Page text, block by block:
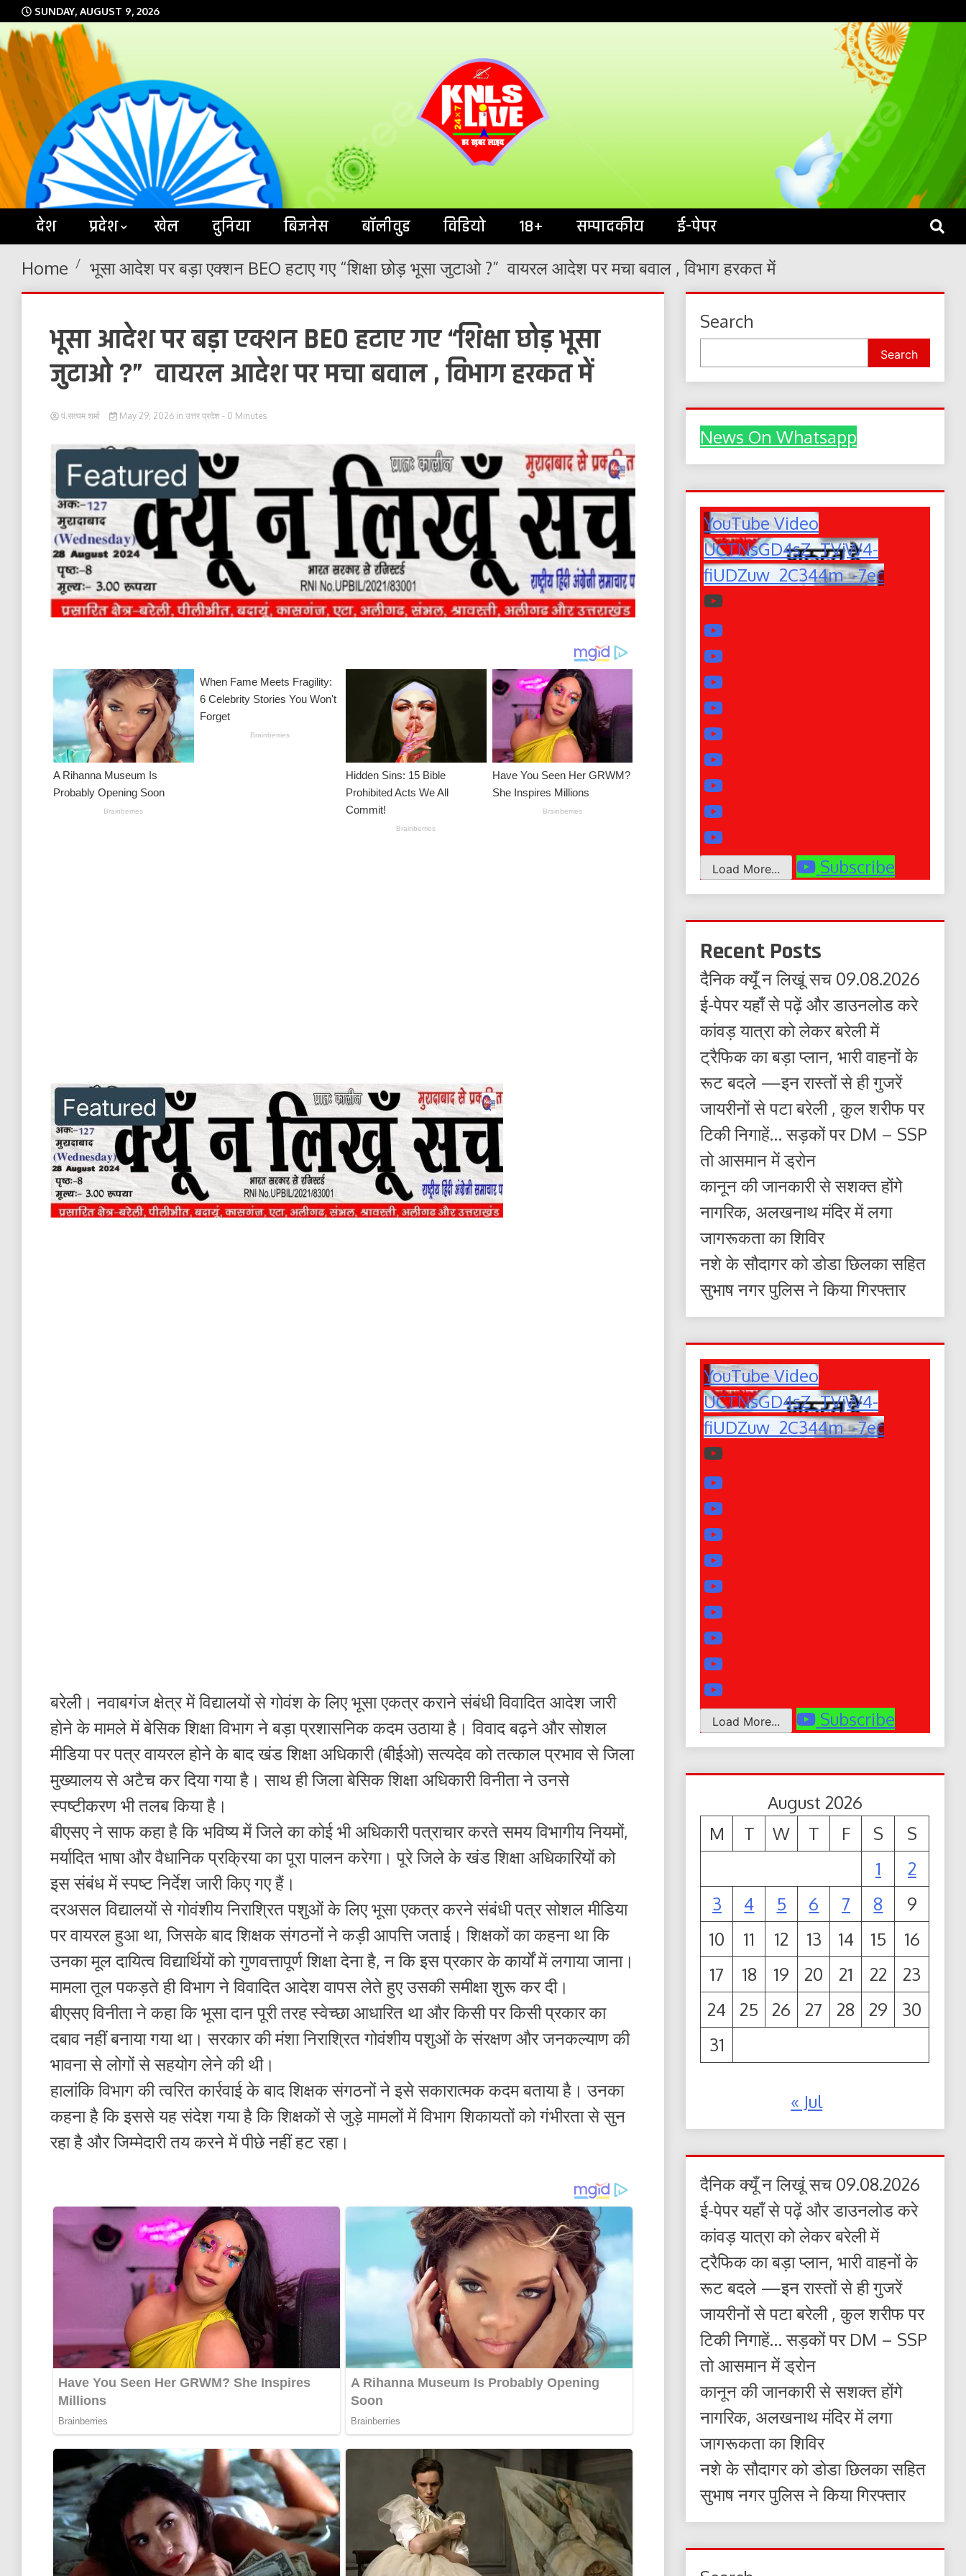
Skip
to
content
SUNDAY, AUGUST 9, 2026
KNLS LIVE
देश प्रदेश खेल दुनिया बिजनेस बॉलीवुड विडियो 18+ सम्पादकीय ई-पेपर
Home भूसा आदेश पर बड़ा एक्शन BEO हटाए गए “शिक्षा छोड़ भूसा जुटाओ ?” वायरल आदेश पर मचा बवाल , विभाग हरकत में
भूसा आदेश पर बड़ा एक्शन BEO हटाए गए “शिक्षा छोड़ भूसा
जुटाओ ?” वायरल आदेश पर मचा बवाल , विभाग हरकत में
पं.सत्यम शर्मा May 29, 2026 in उत्तर प्रदेश - 0 Minutes
बरेली। नवाबगंज क्षेत्र में विद्यालयों से गोवंश के लिए भूसा एकत्र कराने संबंधी विवादित आदेश जारी
होने के मामले में बेसिक शिक्षा विभाग ने बड़ा प्रशासनिक कदम उठाया है। विवाद बढ़ने और सोशल
मीडिया पर पत्र वायरल होने के बाद खंड शिक्षा अधिकारी (बीईओ) सत्यदेव को तत्काल प्रभाव से जिला
मुख्यालय से अटैच कर दिया गया है। साथ ही जिला बेसिक शिक्षा अधिकारी विनीता ने उनसे
स्पष्टीकरण भी तलब किया है।
बीएसए ने साफ कहा है कि भविष्य में जिले का कोई भी अधिकारी पत्राचार करते समय विभागीय नियमों,
मर्यादित भाषा और वैधानिक प्रक्रिया का पूरा पालन करेगा। पूरे जिले के खंड शिक्षा अधिकारियों को
इस संबंध में स्पष्ट निर्देश जारी किए गए हैं।
दरअसल विद्यालयों से गोवंशीय निराश्रित पशुओं के लिए भूसा एकत्र करने संबंधी पत्र सोशल मीडिया
पर वायरल हुआ था, जिसके बाद शिक्षक संगठनों ने कड़ी आपत्ति जताई। शिक्षकों का कहना था कि
उनका मूल दायित्व विद्यार्थियों को गुणवत्तापूर्ण शिक्षा देना है, न कि इस प्रकार के कार्यों में लगाया जाना।
मामला तूल पकड़ते ही विभाग ने विवादित आदेश वापस लेते हुए उसकी समीक्षा शुरू कर दी।
बीएसए विनीता ने कहा कि भूसा दान पूरी तरह स्वेच्छा आधारित था और किसी पर किसी प्रकार का
दबाव नहीं बनाया गया था। सरकार की मंशा निराश्रित गोवंशीय पशुओं के संरक्षण और जनकल्याण की
भावना से लोगों से सहयोग लेने की थी।
हालांकि विभाग की त्वरित कार्रवाई के बाद शिक्षक संगठनों ने इसे सकारात्मक कदम बताया है। उनका
कहना है कि इससे यह संदेश गया है कि शिक्षकों से जुड़े मामलों में विभाग शिकायतों को गंभीरता से सुन
रहा है और जिम्मेदारी तय करने में पीछे नहीं हट रहा।
Search
Search
News On Whatsapp
YouTube Video
UCTNsGD4sZ_TVjW4-
fiUDZuw_2C344m_-7ec
Load More... Subscribe
Recent Posts
दैनिक क्यूँ न लिखूं सच 09.08.2026
ई-पेपर यहाँ से पढ़ें और डाउनलोड करे
कांवड़ यात्रा को लेकर बरेली में
ट्रैफिक का बड़ा प्लान, भारी वाहनों के
रूट बदले —इन रास्तों से ही गुजरें
जायरीनों से पटा बरेली , कुल शरीफ पर
टिकी निगाहें… सड़कों पर DM – SSP
तो आसमान में ड्रोन
कानून की जानकारी से सशक्त होंगे
नागरिक, अलखनाथ मंदिर में लगा
जागरूकता का शिविर
नशे के सौदागर को डोडा छिलका सहित
सुभाष नगर पुलिस ने किया गिरफ्तार
YouTube Video
UCTNsGD4sZ_TVjW4-
fiUDZuw_2C344m_-7ec
Load More... Subscribe
August 2026
M
T W T F S
S
1
2
3
4 5 6 7 8
9
10
11 12 13 14 15
16
17
18 19 20 21 22
23
24
25 26 27 28 29
30
31
« Jul
दैनिक क्यूँ न लिखूं सच 09.08.2026
ई-पेपर यहाँ से पढ़ें और डाउनलोड करे
कांवड़ यात्रा को लेकर बरेली में
ट्रैफिक का बड़ा प्लान, भारी वाहनों के
रूट बदले —इन रास्तों से ही गुजरें
जायरीनों से पटा बरेली , कुल शरीफ पर
टिकी निगाहें… सड़कों पर DM – SSP
तो आसमान में ड्रोन
कानून की जानकारी से सशक्त होंगे
नागरिक, अलखनाथ मंदिर में लगा
जागरूकता का शिविर
नशे के सौदागर को डोडा छिलका सहित
सुभाष नगर पुलिस ने किया गिरफ्तार